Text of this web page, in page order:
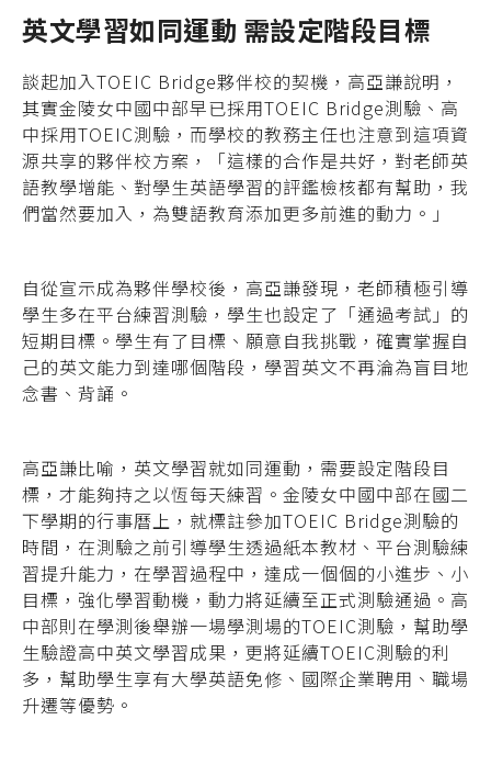
英文學習如同運動 需設定階段目標
談起加入TOEIC Bridge夥伴校的契機，高亞謙說明，
其實金陵女中國中部早已採用TOEIC Bridge測驗、高
中採用TOEIC測驗，而學校的教務主任也注意到這項資
源共享的夥伴校方案，「這樣的合作是共好，對老師英
語教學增能、對學生英語學習的評鑑檢核都有幫助，我
們當然要加入，為雙語教育添加更多前進的動力。」
自從宣示成為夥伴學校後，高亞謙發現，老師積極引導
學生多在平台練習測驗，學生也設定了「通過考試」的
短期目標。學生有了目標、願意自我挑戰，確實掌握自
己的英文能力到達哪個階段，學習英文不再淪為盲目地
念書、背誦。
高亞謙比喻，英文學習就如同運動，需要設定階段目
標，才能夠持之以恆每天練習。金陵女中國中部在國二
下學期的行事曆上，就標註參加TOEIC Bridge測驗的
時間，在測驗之前引導學生透過紙本教材、平台測驗練
習提升能力，在學習過程中，達成一個個的小進步、小
目標，強化學習動機，動力將延續至正式測驗通過。高
中部則在學測後舉辦一場學測場的TOEIC測驗，幫助學
生驗證高中英文學習成果，更將延續TOEIC測驗的利
多，幫助學生享有大學英語免修、國際企業聘用、職場
升遷等優勢。